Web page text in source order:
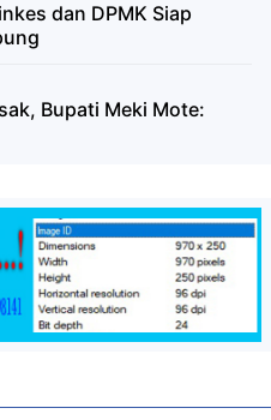
dan DPMK Siap
Bupati Meki Mote: